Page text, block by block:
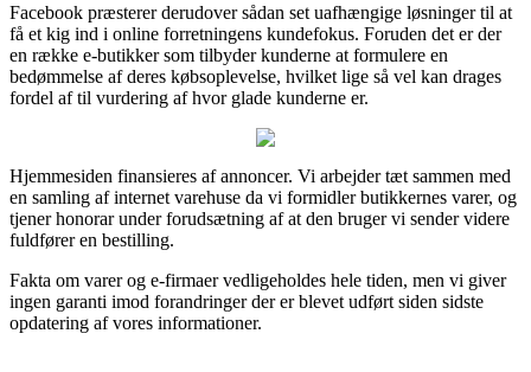
Facebook præsterer derudover sådan set uafhængige løsninger til at
få et kig ind i online forretningens kundefokus. Foruden det er der
en række e-butikker som tilbyder kunderne at formulere en
bedømmelse af deres købsoplevelse, hvilket lige så vel kan drages
fordel af til vurdering af hvor glade kunderne er.
Hjemmesiden finansieres af annoncer. Vi arbejder tæt sammen med
en samling af internet varehuse da vi formidler butikkernes varer, og
tjener honorar under forudsætning af at den bruger vi sender videre
fuldfører en bestilling.
Fakta om varer og e-firmaer vedligeholdes hele tiden, men vi giver
ingen garanti imod forandringer der er blevet udført siden sidste
opdatering af vores informationer.